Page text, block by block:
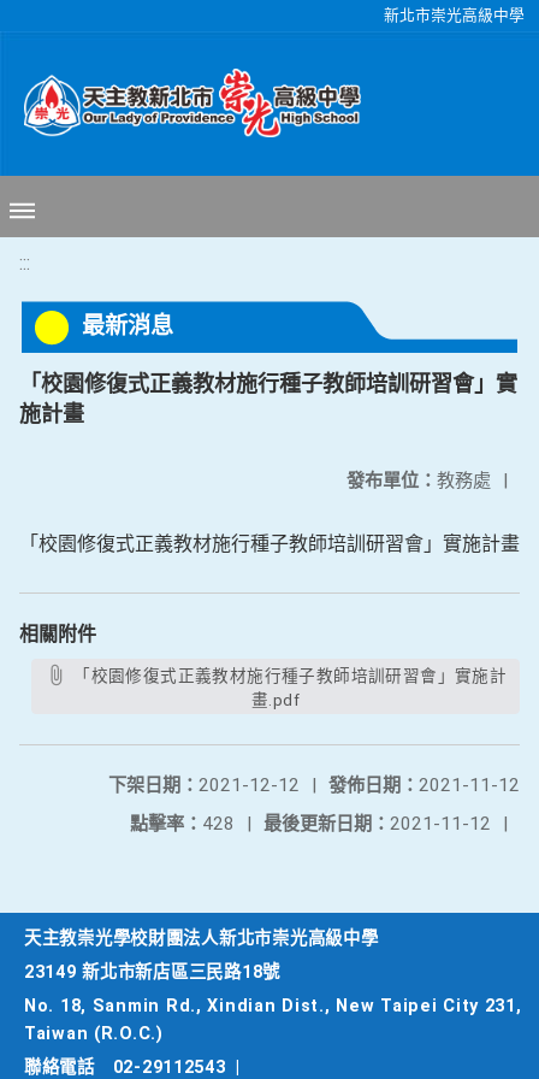
新北市崇光高級中學
:::
最新消息
「校園修復式正義教材施行種子教師培訓研習會」實
施計畫
發布單位： 教務處 |
「校園修復式正義教材施行種子教師培訓研習會」實施計畫
相關附件
畫.pdf
發佈日期： 2021-11-12
下架日期： 2021-12-12
|
最後更新日期： 2021-11-12 |
點擊率： 428 |
天主教崇光學校財團法人新北市崇光高級中學
23149 新北市新店區三民路18號
No. 18, Sanmin Rd., Xindian Dist., New Taipei City 231,
Taiwan (R.O.C.)
聯絡電話
02-29112543